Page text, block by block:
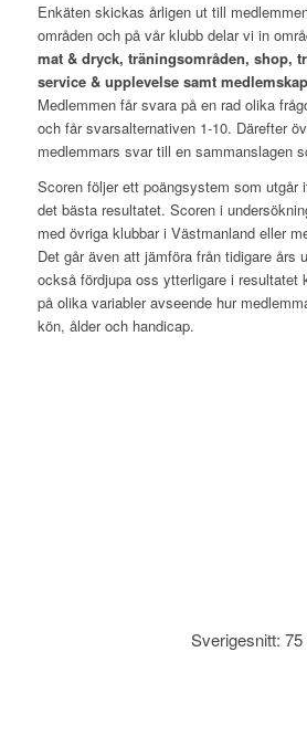
Enkäten skickas årligen ut till
områden och på vår klubb delar vi in
mat & dryck, träningsområden, shop,
service & upplevelse samt
Medlemmen får svara på en rad olika
och får svarsalternativen 1-10. Därefter
medlemmars svar till en sammanslagen
Scoren följer ett poängsystem som utgår
det bästa resultatet. Scoren i
med övriga klubbar i Västmanland eller
Det går även att jämföra från tidigare års
också fördjupa oss ytterligare i resultatet
på olika variabler avseende hur
kön, ålder och handicap.
Sverigesnitt: 75